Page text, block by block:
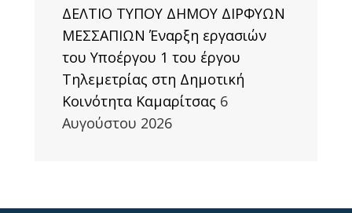
ΔΕΛΤΙΟ ΤΥΠΟΥ ΔΗΜΟΥ ΔΙΡΦΥΩΝ
ΜΕΣΣΑΠΙΩΝ Έναρξη εργασιών
του Υποέργου 1 του έργου
Τηλεμετρίας στη Δημοτική
Κοινότητα Καμαρίτσας 6
Αυγούστου 2026